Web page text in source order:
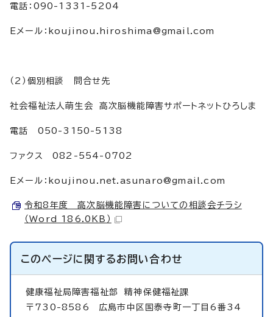
電話：090-1331-5204
Eメール： koujinou.hiroshima@gmail.com
（2）個別相談 問合せ先
社会福祉法人萌生会 高次脳機能障害サポートネットひろしま
電話 050-3150-5138
ファクス 082-554-0702
Eメール： koujinou.net.asunaro@gmail.com
令和8年度 高次脳機能障害についての相談会チラシ
（Word 186.0KB）
このページに関するお問い合わせ
健康福祉局障害福祉部精神保健福祉課
〒730-8586 広島市中区国泰寺町一丁目6番34